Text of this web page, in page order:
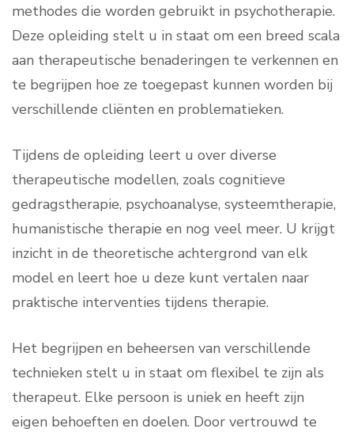
methodes die worden gebruikt in psychotherapie.
Deze opleiding stelt u in staat om een breed scala
aan therapeutische benaderingen te verkennen en
te begrijpen hoe ze toegepast kunnen worden bij
verschillende cliënten en problematieken.
Tijdens de opleiding leert u over diverse
therapeutische modellen, zoals cognitieve
gedragstherapie, psychoanalyse, systeemtherapie,
humanistische therapie en nog veel meer. U krijgt
inzicht in de theoretische achtergrond van elk
model en leert hoe u deze kunt vertalen naar
praktische interventies tijdens therapie.
Het begrijpen en beheersen van verschillende
technieken stelt u in staat om flexibel te zijn als
therapeut. Elke persoon is uniek en heeft zijn
eigen behoeften en doelen. Door vertrouwd te